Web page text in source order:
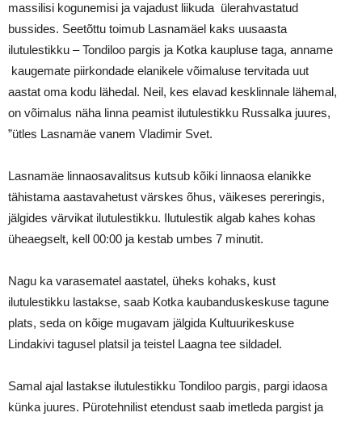
massilisi kogunemisi ja vajadust liikuda ülerahvastatud
bussides. Seetõttu toimub Lasnamäel kaks uusaasta
ilutulestikku – Tondiloo pargis ja Kotka kaupluse taga, anname
kaugemate piirkondade elanikele võimaluse tervitada uut
aastat oma kodu lähedal. Neil, kes elavad kesklinnale lähemal,
on võimalus näha linna peamist ilutulestikku Russalka juures,
”ütles Lasnamäe vanem Vladimir Svet.
Lasnamäe linnaosavalitsus kutsub kõiki linnaosa elanikke
tähistama aastavahetust värskes õhus, väikeses pereringis,
jälgides värvikat ilutulestikku. Ilutulestik algab kahes kohas
üheaegselt, kell 00:00 ja kestab umbes 7 minutit.
Nagu ka varasematel aastatel, üheks kohaks, kust
ilutulestikku lastakse, saab Kotka kaubanduskeskuse tagune
plats, seda on kõige mugavam jälgida Kultuurikeskuse
Lindakivi tagusel platsil ja teistel Laagna tee sildadel.
Samal ajal lastakse ilutulestikku Tondiloo pargis, pargi idaosa
künka juures. Pürotehnilist etendust saab imetleda pargist ja